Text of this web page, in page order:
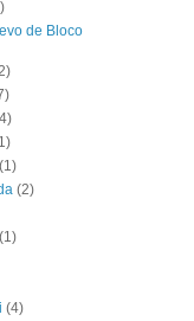
de Bloco
(1)
(2)
(1)
(4)